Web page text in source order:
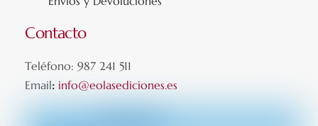
Contacto
Teléfono: 987 241 511
Email: info@eolasediciones.es